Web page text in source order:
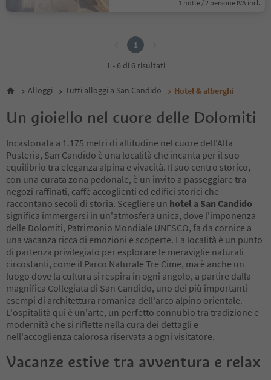
1 notte / 2 persone IVA incl.
1
1 - 6 di 6 risultati
Alloggi Tutti alloggi a San Candido Hotel & alberghi
Un gioiello nel cuore delle Dolomiti
Incastonata a 1.175 metri di altitudine nel cuore dell'Alta
Pusteria, San Candido è una località che incanta per il suo
equilibrio tra eleganza alpina e vivacità. Il suo centro storico,
con una curata zona pedonale, è un invito a passeggiare tra
negozi raffinati, caffè accoglienti ed edifici storici che
raccontano secoli di storia. Scegliere un hotel a San Candido
significa immergersi in un'atmosfera unica, dove l'imponenza
delle Dolomiti, Patrimonio Mondiale UNESCO, fa da cornice a
una vacanza ricca di emozioni e scoperte. La località è un punto
di partenza privilegiato per esplorare le meraviglie naturali
circostanti, come il Parco Naturale Tre Cime, ma è anche un
luogo dove la cultura si respira in ogni angolo, a partire dalla
magnifica Collegiata di San Candido, uno dei più importanti
esempi di architettura romanica dell'arco alpino orientale.
L'ospitalità qui è un'arte, un perfetto connubio tra tradizione e
modernità che si riflette nella cura dei dettagli e
nell'accoglienza calorosa riservata a ogni visitatore.
Vacanze estive tra avventura e relax